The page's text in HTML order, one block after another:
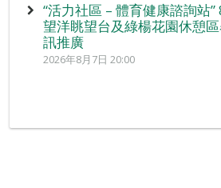
“活力社區 – 體育健康諮詢站
望洋眺望台及綠楊花園休憩
訊推廣
2026年8月7日 20:00